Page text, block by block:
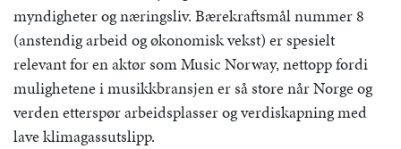
myndigheter og næringsliv. Bærekraftsmål nummer 8
(anstendig arbeid og økonomisk vekst) er spesielt
relevant for en aktør som Music Norway, nettopp fordi
mulighetene i musikkbransjen er så store når Norge og
verden etterspør arbeidsplasser og verdiskapning med
lave klimagassutslipp.